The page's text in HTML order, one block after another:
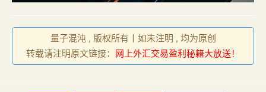
量子混沌 , 版权所有丨如未注明 , 均为原创
转载请注明原文链接： 网上外汇交易盈利秘籍大放送！